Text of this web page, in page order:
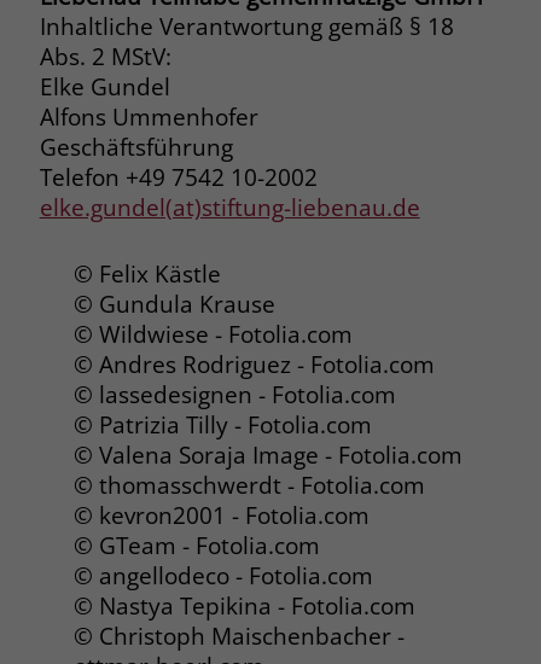
Inhaltliche Verantwortung gemäß § 18
Abs. 2 MStV:
Elke Gundel
Alfons Ummenhofer
Geschäftsführung
Telefon +49 7542 10-2002
elke.gundel(at)stiftung-liebenau.de
© Felix Kästle
© Gundula Krause
© Wildwiese - Fotolia.com
© Andres Rodriguez - Fotolia.com
© lassedesignen - Fotolia.com
© Patrizia Tilly - Fotolia.com
© Valena Soraja Image - Fotolia.com
© thomasschwerdt - Fotolia.com
© kevron2001 - Fotolia.com
© GTeam - Fotolia.com
© angellodeco - Fotolia.com
© Nastya Tepikina - Fotolia.com
© Christoph Maischenbacher -
Name __cf_bm
Anbieter
Laufzeit 30 Minuten
Zweck
This cookie, set by Cloudflare, is used to
support Cloudflare Bot Management.
Name JSessionID
Anbieter jobs.stiftung-liebenau.de
Laufzeit Session
Zweck
Behält die Zustände des Benutzers bei
allen Seitenanfragen bei.
Name _gcl_au
Anbieter Google Ads
Laufzeit 90 Tage
Zweck Enthält eine zufallsgenerierte User-ID.
Name _gcl_aw
Anbieter Google Ads
Laufzeit 90 Tage
Zweck
Dieses Cookie wird gesetzt, wenn ein
User über einen Klick auf eine Google
Werbeanzeige auf die Website gelangt.
Es enthält Informationen darüber,
welche Werbeanzeige geklickt wurde,
sodass erzielte Erfolge wie z.B.
Bestellungen oder Kontaktanfragen der
Anzeige zugewiesen werden können.